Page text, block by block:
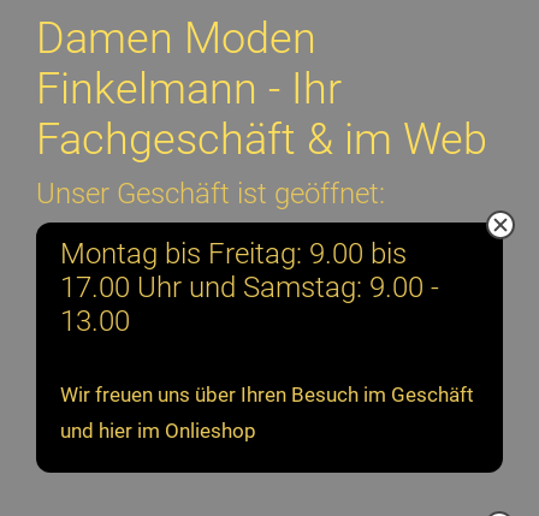
Damen Moden
Finkelmann - Ihr
Fachgeschäft & im Web
Unser Geschäft ist geöffnet:
Montag bis Freitag: 9.00 bis
17.00 Uhr und Samstag: 9.00 -
13.00
Wir freuen uns über Ihren Besuch im Geschäft
und hier im Onlieshop